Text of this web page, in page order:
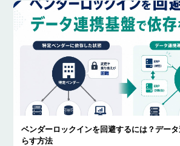
ベンダーロックインを回避するには？デー
らす方法